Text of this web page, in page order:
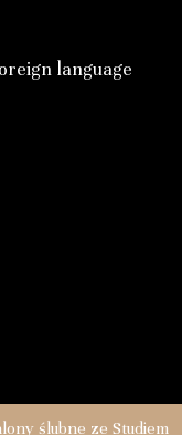
language
ślubne ze Studiem